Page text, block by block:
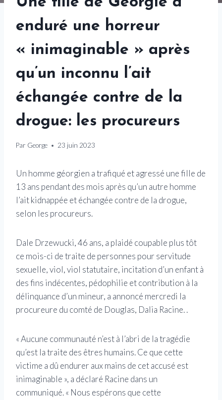
enduré une horreur
« inimaginable » après
qu’un inconnu l’ait
échangée contre de la
drogue: les procureurs
Par George 23 juin 2023
Un homme géorgien a trafiqué et agressé une fille de
13 ans pendant des mois après qu’un autre homme
l’ait kidnappée et échangée contre de la drogue,
selon les procureurs.
Dale Drzewucki, 46 ans, a plaidé coupable plus tôt
ce mois-ci de traite de personnes pour servitude
sexuelle, viol, viol statutaire, incitation d’un enfant à
des fins indécentes, pédophilie et contribution à la
délinquance d’un mineur, a annoncé mercredi la
procureure du comté de Douglas, Dalia Racine. .
« Aucune communauté n’est à l’abri de la tragédie
qu’est la traite des êtres humains. Ce que cette
victime a dû endurer aux mains de cet accusé est
inimaginable », a déclaré Racine dans un
communiqué. « Nous espérons que cette